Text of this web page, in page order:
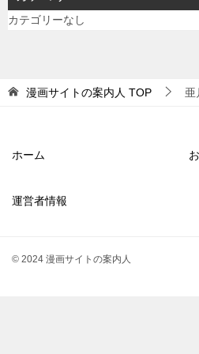
カテゴリーなし
漫画サイトの案内人 TOP 亜
ホーム
運営者情報
© 2024 漫画サイトの案内人